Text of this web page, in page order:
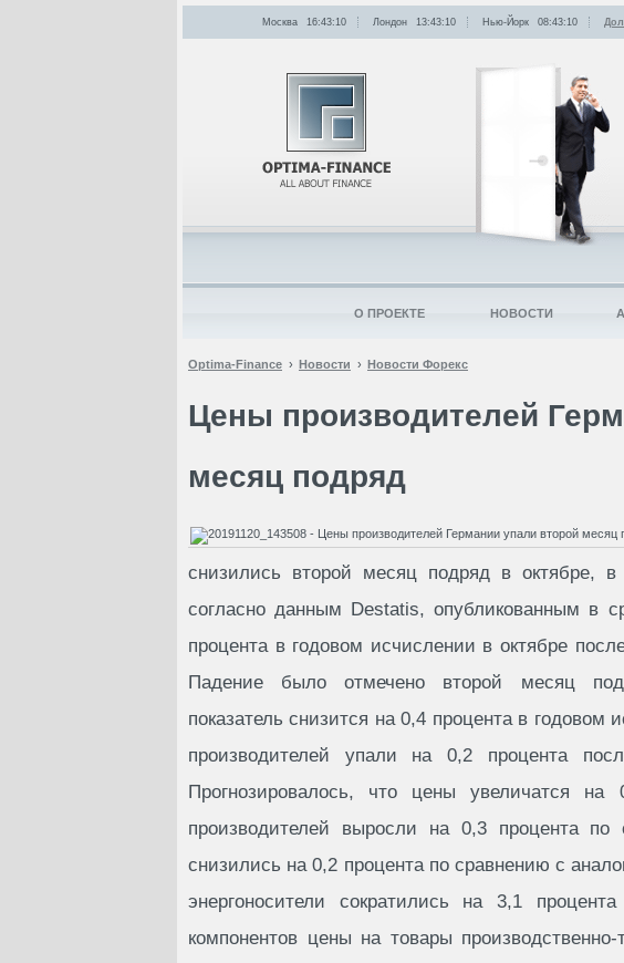
Optima-Finance Новости Новости Форекс
Цены производителей
месяц подряд
снизились второй месяц подряд в октябре,
согласно данным Destatis, опубликованным в
процента в годовом исчислении в октябре
Падение было отмечено второй месяц
показатель снизится на 0,4 процента в
производителей упали на 0,2 процента
Прогнозировалось, что цены увеличатся
производителей выросли на 0,3 процента
снизились на 0,2 процента по сравнению с
энергоносители сократились на 3,1
компонентов цены на товары
Москва 16:43:10 Лондон 13:43:10 Нью-Йорк 08:43:10
О ПРОЕКТЕ НОВОСТИ